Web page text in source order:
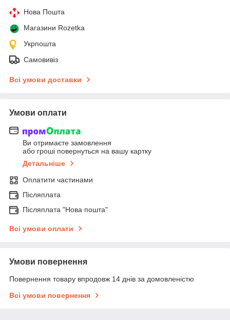
Нова Пошта
Магазини Rozetka
Укрпошта
Самовивіз
Всі умови доставки
Умови оплати
Ви отримаєте замовлення
або гроші повернуться на вашу картку
Детальніше
Оплатити частинами
Післяплата
Післяплата "Нова пошта"
Всі умови оплати
Умови повернення
Повернення товару впродовж 14 днів за домовленістю
Всі умови повернення